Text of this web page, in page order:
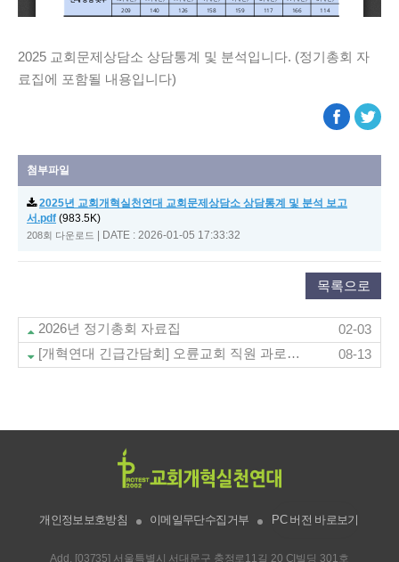
2025 교회문제상담소 상담통계 및 분석입니다. (정기총회 자
료집에 포함될 내용입니다)
첨부파일
2025년 교회개혁실천연대 교회문제상담소 상담통계 및 분석 보고
서.pdf (983.5K)
208회 다운로드 DATE : 2026-01-05 17:33:32
목록으로
2026년 정기총회 자료집
02-03
[개혁연대 긴급간담회] 오륜교회 직원 과로사 사태 관련 긴급간담회 자료집
08-13
개인정보보호방침 이메일무단수집거부 PC 버전 바로보기
Add. [03735] 서울특별시 서대문구 충정로11길 20 CI빌딩 301호